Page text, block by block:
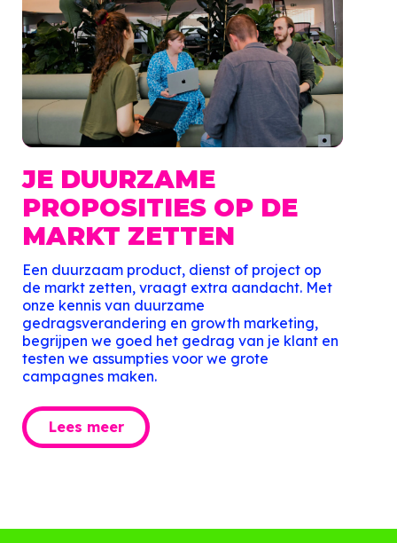
JE DUURZAME
PROPOSITIES OP DE
MARKT ZETTEN
Een duurzaam product, dienst of project op
de markt zetten, vraagt extra aandacht. Met
onze kennis van duurzame
gedragsverandering en growth marketing,
begrijpen we goed het gedrag van je klant en
testen we assumpties voor we grote
campagnes maken.
Lees meer